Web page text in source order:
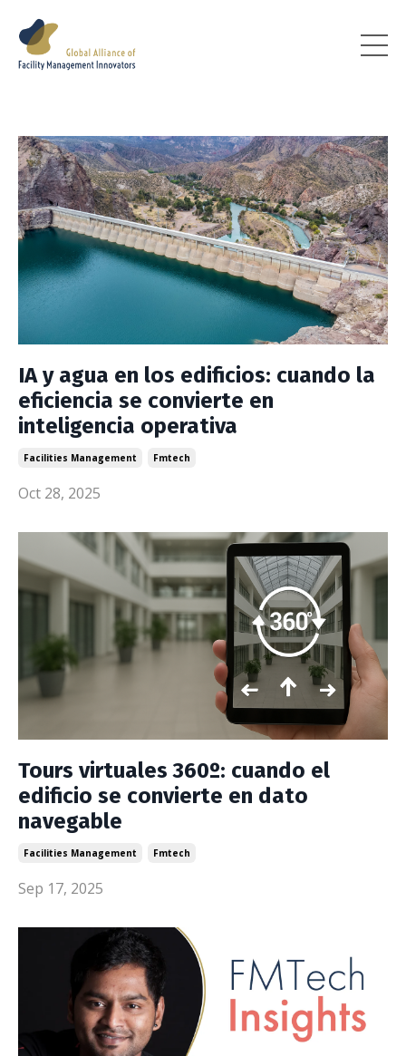
IA y agua en los edificios: cuando la
eficiencia se convierte en
inteligencia operativa
Facilities Management Fmtech
Oct 28, 2025
Tours virtuales 360º: cuando el
edificio se convierte en dato
navegable
Facilities Management Fmtech
Sep 17, 2025